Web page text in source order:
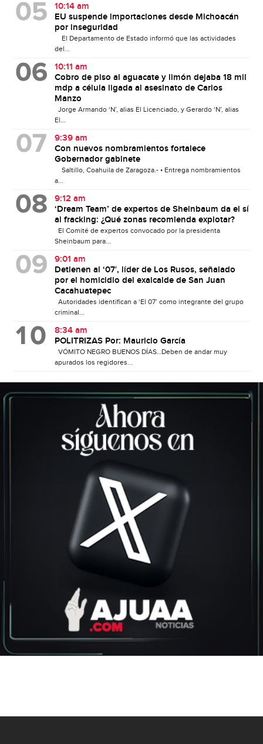
10:14 am
EU suspende importaciones desde Michoacán
por inseguridad
El Departamento de Estado informó que las actividades
del...
10:11 am
Cobro de piso al aguacate y limón dejaba 18 mil
mdp a célula ligada al asesinato de Carlos
Manzo
Jorge Armando ‘N’, alias El Licenciado, y Gerardo ‘N’, alias
El...
9:39 am
Con nuevos nombramientos fortalece
Gobernador gabinete
Saltillo, Coahuila de Zaragoza.- • Entrega nombramientos
a...
9:12 am
‘Dream Team’ de expertos de Sheinbaum da el sí
al fracking: ¿Qué zonas recomienda explotar?
El Comité de expertos convocado por la presidenta
Sheinbaum para...
9:01 am
Detienen al ‘07′, líder de Los Rusos, señalado
por el homicidio del exalcalde de San Juan
Cacahuatepec
Autoridades identifican a ‘El 07’ como integrante del grupo
criminal...
8:34 am
POLITRIZAS Por: Mauricio García
VÓMITO NEGRO BUENOS DÍAS…Deben de andar muy
apurados los regidores...